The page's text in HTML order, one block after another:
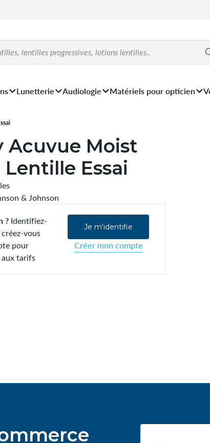
Lunetterie Audiologie Matériels pour opticien
Acuvue Moist
Lentille Essai
& Johnson
?Identifiez-
vous
pour
tarifs
Je m'identifie
Créer mon compte